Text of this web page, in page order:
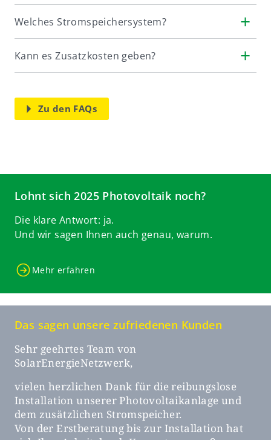
Welches Stromspeichersystem?
Kann es Zusatzkosten geben?
Zu den FAQs
Lohnt sich 2025 Photovoltaik noch?
Die klare Antwort: ja.
Und wir sagen Ihnen auch genau, warum.
Mehr erfahren
Das sagen unsere zufriedenen Kunden
Sehr geehrtes Team von
SolarEnergieNetzwerk,
vielen herzlichen Dank für die reibungslose
Installation unserer Photovoltaikanlage und
dem zusätzlichen Stromspeicher.
Von der Erstberatung bis zur Installation hat